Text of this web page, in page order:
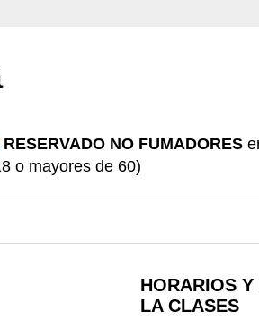
RESERVADO NO FUMADORES
o mayores de 60)
HORARIOS
LA CLASES